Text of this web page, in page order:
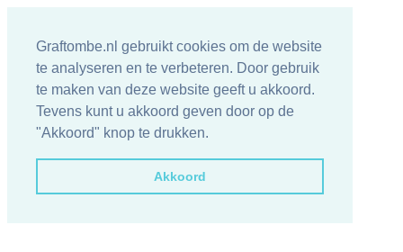
Graftombe.nl gebruikt cookies om de website
te analyseren en te verbeteren. Door gebruik
te maken van deze website geeft u akkoord.
Tevens kunt u akkoord geven door op de
"Akkoord" knop te drukken.
Akkoord